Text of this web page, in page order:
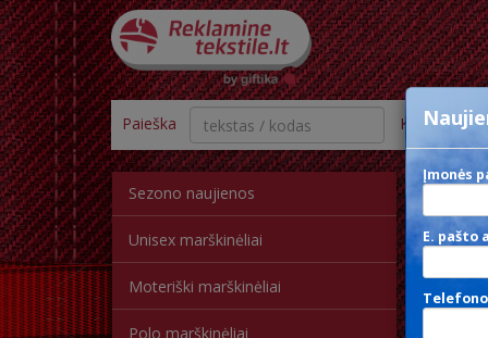
Paieška Kategorija
Sezono naujienos
Unisex marškinėliai
Moteriški marškinėliai
Polo marškinėliai
Įmonės
E. pašto